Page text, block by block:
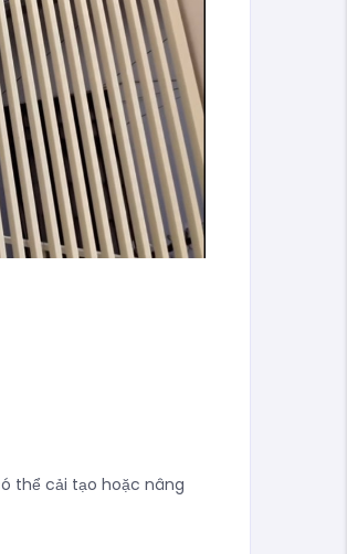
thể cải tạo hoặc nâng